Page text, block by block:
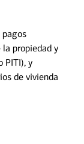
pagos
propiedad y
PITI), y
de vivienda